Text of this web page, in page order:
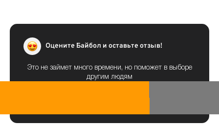
Оцените Байбол и оставьте отзыв!
Это не займет много времени, но поможет в выборе
другим людям